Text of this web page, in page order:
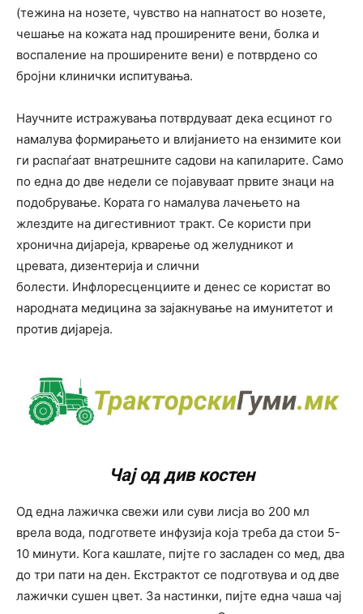
(тежина на нозете, чувство на напнатост во нозете,
чешање на кожата над проширените вени, болка и
воспаление на проширените вени) е потврдено со
бројни клинички испитувања.
Научните истражувања потврдуваат дека есцинот го
намалува формирањето и влијанието на ензимите кои
ги распаѓаат внатрешните садови на капиларите. Само
по една до две недели се појавуваат првите знаци на
подобрување. Кората го намалува лачењето на
жлездите на дигестивниот тракт. Се користи при
хронична дијареја, крварење од желудникот и
цревата, дизентерија и слични
болести. Инфлоресценциите и денес се користат во
народната медицина за зајакнување на имунитетот и
против дијареја.
Чај од див костен
Од една лажичка свежи или суви лисја во 200 мл
врела вода, подгответе инфузија која треба да стои 5-
10 минути. Кога кашлате, пијте го засладен со мед, два
до три пати на ден. Екстрактот се подготвува и од две
лажички сушен цвет. За настинки, пијте една чаша чај